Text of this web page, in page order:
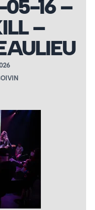
16 –
–